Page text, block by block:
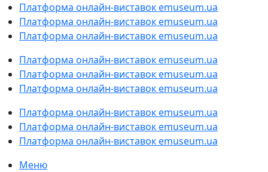
Платформа онлайн-виставок emuseum.ua
Платформа онлайн-виставок emuseum.ua
Платформа онлайн-виставок emuseum.ua
Платформа онлайн-виставок emuseum.ua
Платформа онлайн-виставок emuseum.ua
Платформа онлайн-виставок emuseum.ua
Платформа онлайн-виставок emuseum.ua
Платформа онлайн-виставок emuseum.ua
Платформа онлайн-виставок emuseum.ua
Меню